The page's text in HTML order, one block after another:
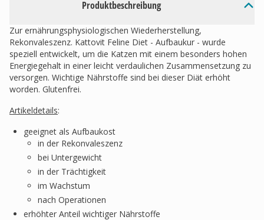
Produktbeschreibung
Zur ernährungsphysiologischen Wiederherstellung,
Rekonvaleszenz. Kattovit Feline Diet - Aufbaukur - wurde
speziell entwickelt, um die Katzen mit einem besonders hohen
Energiegehalt in einer leicht verdaulichen Zusammensetzung zu
versorgen. Wichtige Nährstoffe sind bei dieser Diät erhöht
worden. Glutenfrei.
Artikeldetails:
geeignet als Aufbaukost
in der Rekonvaleszenz
bei Untergewicht
in der Trächtigkeit
im Wachstum
nach Operationen
erhöhter Anteil wichtiger Nährstoffe